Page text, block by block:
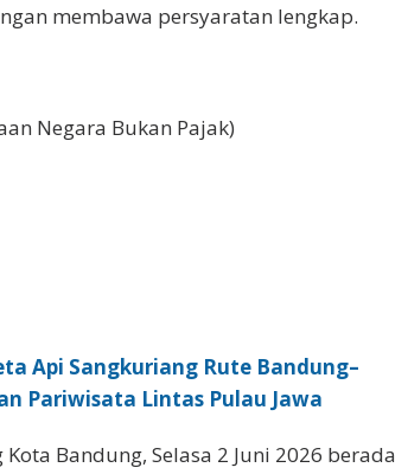
membawa persyaratan lengkap.
Negara Bukan Pajak)
Api Sangkuriang Rute Bandung–
Pariwisata Lintas Pulau Jawa
Bandung, Selasa 2 Juni 2026 berada